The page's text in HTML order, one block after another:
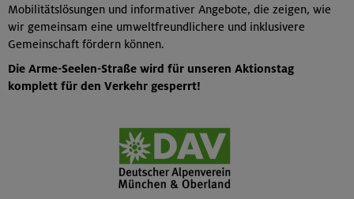
Mobilitätslösungen und informativer Angebote, die zeigen, wie
wir gemeinsam eine umweltfreundlichere und inklusivere
Gemeinschaft fördern können.
Die Arme-Seelen-Straße wird für unseren Aktionstag
komplett für den Verkehr gesperrt!